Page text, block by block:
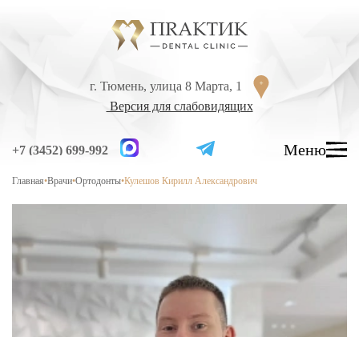
г. Тюмень, улица 8 Марта, 1
Версия для слабовидящих
+7 (3452) 699-992 Меню
Главная•Врачи•Ортодонты•Кулешов Кирилл Александрович
г. Тюмень, улица 8 Марта, 1
Версия для слабовидящих
+7 (3452) 699-992 Меню
УСЛУГИ
ВРАЧИ
Лечение кариеса
Лечение высокой чувствительности зубов